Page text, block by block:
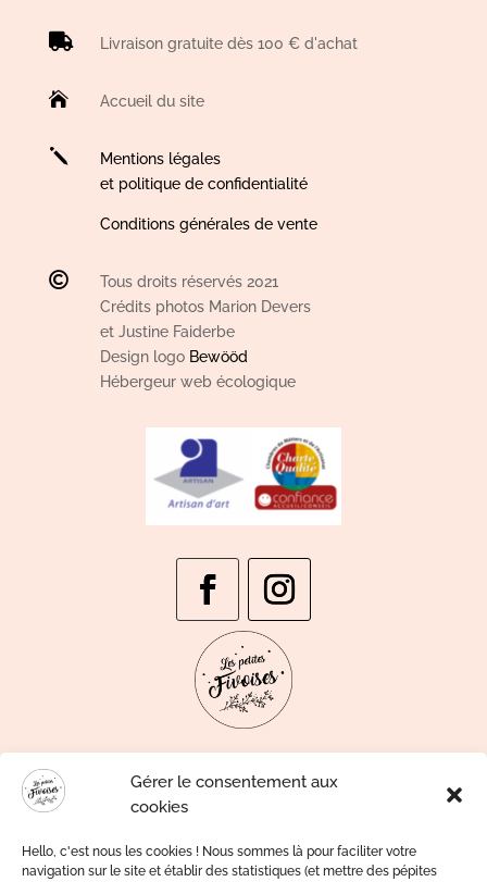
Gérer le consentement aux
cookies
Hello, c'est nous les cookies ! Nous sommes là pour faciliter votre
navigation sur le site et établir des statistiques (et mettre des pépites
 Livraison gratuite dès 100 € d'achat
 Accueil du site
j
Mentions légales
et politique de confidentialité
Conditions générales de vente

Tous droits réservés 2021
Crédits photos Marion Devers
et Justine Faiderbe
Design logo Bewööd
Hébergeur web écologique